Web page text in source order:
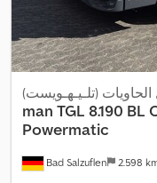
Bad Salzuflen 2.598
(تلـيـهـويست)
man TGL 8.190
Powermatic